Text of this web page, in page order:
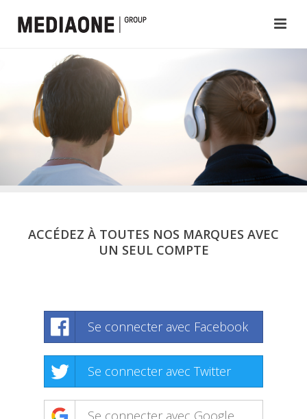
ACCÉDEZ À TOUTES NOS MARQUES AVEC
UN SEUL COMPTE
Se connecter avec Facebook
Se connecter avec Twitter
Se connecter avec Google